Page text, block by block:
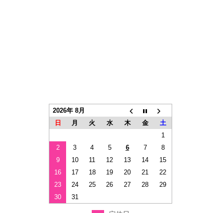
2026年 8月
日
月 火 水 木 金
土
1
2
3 4 5 6 7
8
9
10 11 12 13 14
15
16
17 18 19 20 21
22
23
24 25 26 27 28
29
30
31